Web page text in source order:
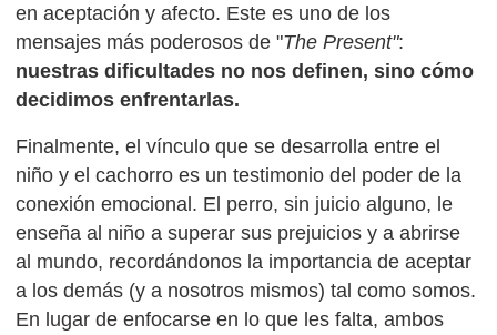
en aceptación y afecto. Este es uno de los
mensajes más poderosos de "The Present":
nuestras dificultades no nos definen, sino cómo
decidimos enfrentarlas.
Finalmente, el vínculo que se desarrolla entre el
niño y el cachorro es un testimonio del poder de la
conexión emocional. El perro, sin juicio alguno, le
enseña al niño a superar sus prejuicios y a abrirse
al mundo, recordándonos la importancia de aceptar
a los demás (y a nosotros mismos) tal como somos.
En lugar de enfocarse en lo que les falta, ambos